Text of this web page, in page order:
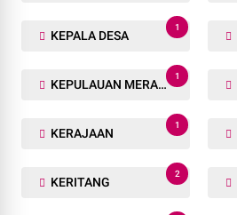
KEPALA DESA
1
KEPULAUAN MERANTI
1
KERAJAAN
1
KERITANG
2